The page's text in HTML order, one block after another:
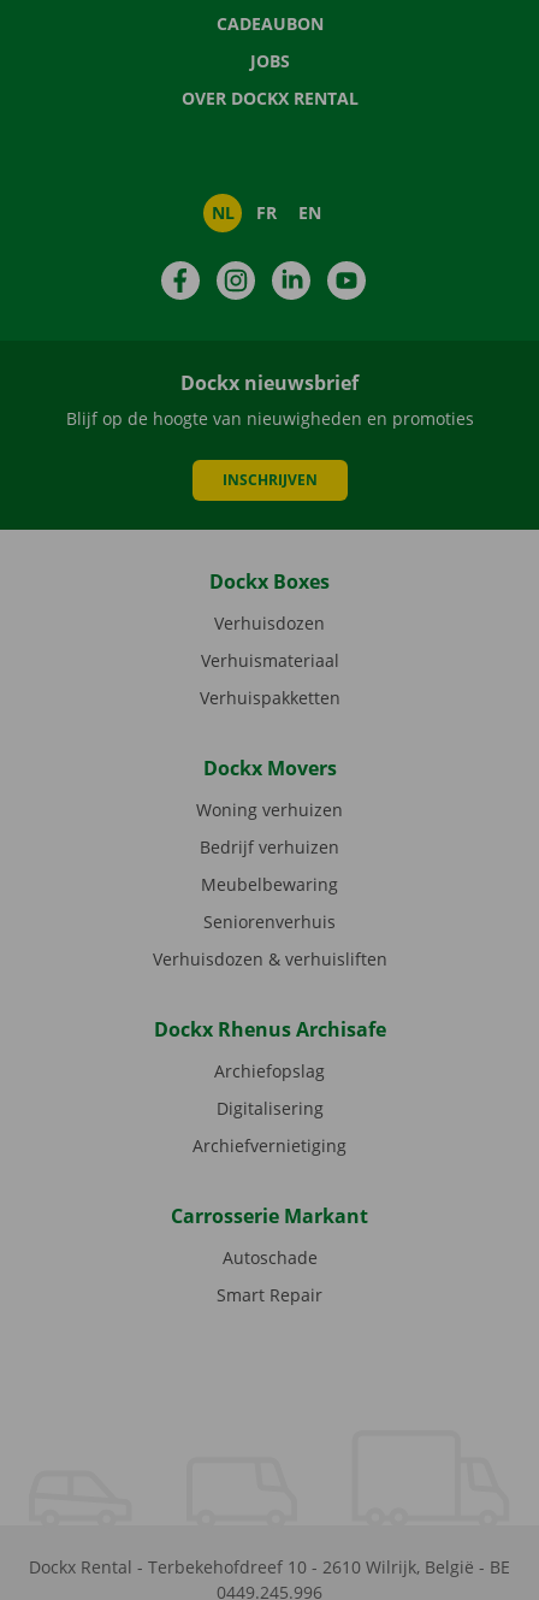
CADEAUBON
JOBS
OVER DOCKX RENTAL
NL FR EN
FacebookInstagramLinkedIn
Dockx nieuwsbrief
Blijf op de hoogte van nieuwigheden en promoties
INSCHRIJVEN
Dockx Boxes
Verhuisdozen
Verhuismateriaal
Verhuispakketten
Dockx Movers
Woning verhuizen
Bedrijf verhuizen
Meubelbewaring
Seniorenverhuis
Verhuisdozen & verhuisliften
Dockx Rhenus Archisafe
Archiefopslag
Digitalisering
Archiefvernietiging
Carrosserie Markant
Autoschade
Smart Repair
Dockx Rental - Terbekehofdreef 10 - 2610 Wilrijk, België - BE
0449.245.996